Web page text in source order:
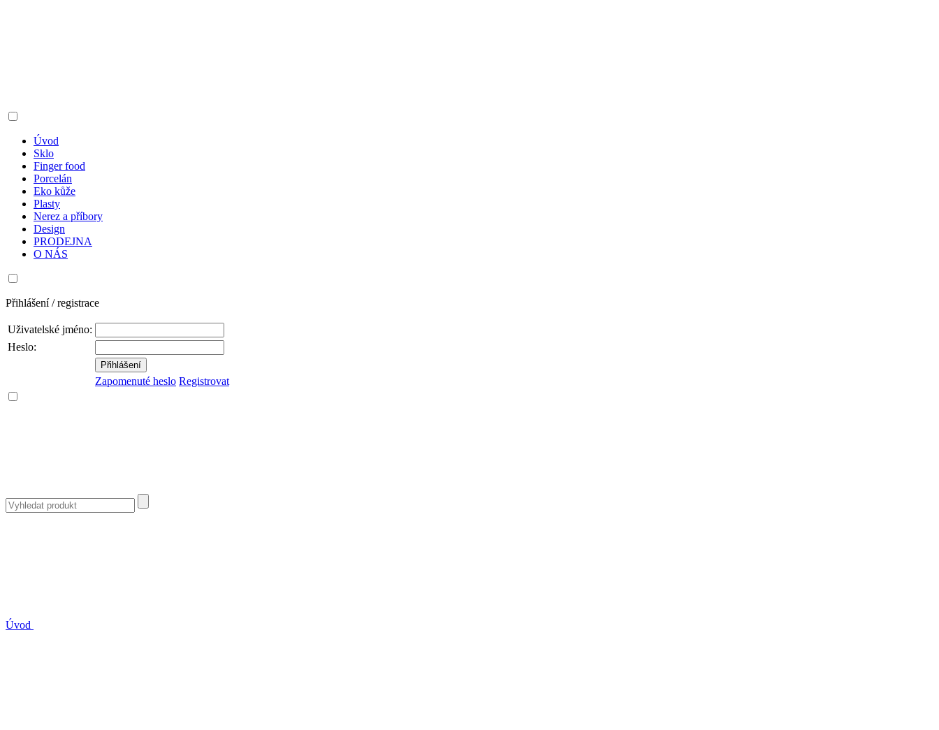
Úvod
Sklo
Finger food
Porcelán
Eko kůže
Plasty
Nerez a příbory
Design
PRODEJNA
O NÁS
Přihlášení / registrace
Uživatelské jméno:
Heslo:
Zapomenuté heslo Registrovat
Úvod